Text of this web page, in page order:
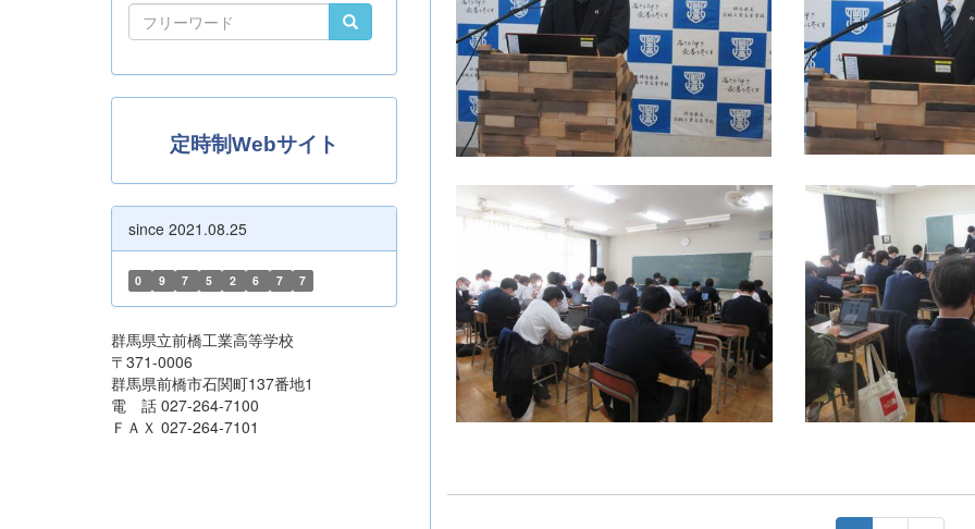
定時制Webサイト
since 2021.08.25
0 9 7 5 2 6 7 7
群馬県立前橋工業高等学校
〒371-0006
群馬県前橋市石関町137番地1
電 話 027-264-7100
ＦＡＸ 027-264-7101